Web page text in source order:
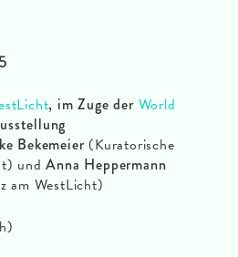
, im Zuge der World
Bekemeier(Kuratorische
undAnna Heppermann
am WestLicht)